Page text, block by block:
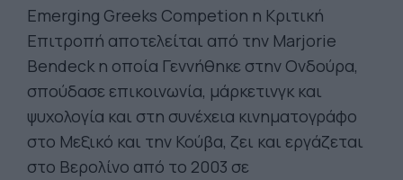
Emerging Greeks Competion η Κριτική
Επιτροπή αποτελείται από την Marjorie
Bendeck η οποία Γεννήθηκε στην Ονδούρα,
σπούδασε επικοινωνία, μάρκετινγκ και
ψυχολογία και στη συνέχεια κινηματογράφο
στο Μεξικό και την Κούβα, ζει και εργάζεται
στο Βερολίνο από το 2003 σε